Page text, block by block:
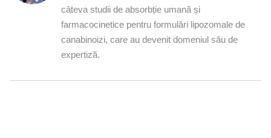
câteva studii de absorbție umană și
farmacocinetice pentru formulări lipozomale de
canabinoizi, care au devenit domeniul său de
expertiză.